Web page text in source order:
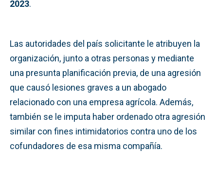
2023.
Las autoridades del país solicitante le atribuyen la
organización, junto a otras personas y mediante
una presunta planificación previa, de una agresión
que causó lesiones graves a un abogado
relacionado con una empresa agrícola. Además,
también se le imputa haber ordenado otra agresión
similar con fines intimidatorios contra uno de los
cofundadores de esa misma compañía.